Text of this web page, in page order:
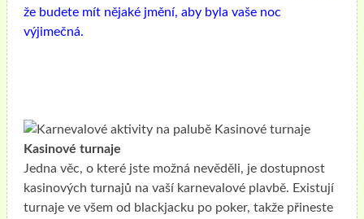
že budete mít nějaké jmění, aby byla vaše noc
výjimečná.
Kasinové turnaje
Jedna věc, o které jste možná nevěděli, je dostupnost
kasinových turnajů na vaší karnevalové plavbě. Existují
turnaje ve všem od blackjacku po poker, takže přineste